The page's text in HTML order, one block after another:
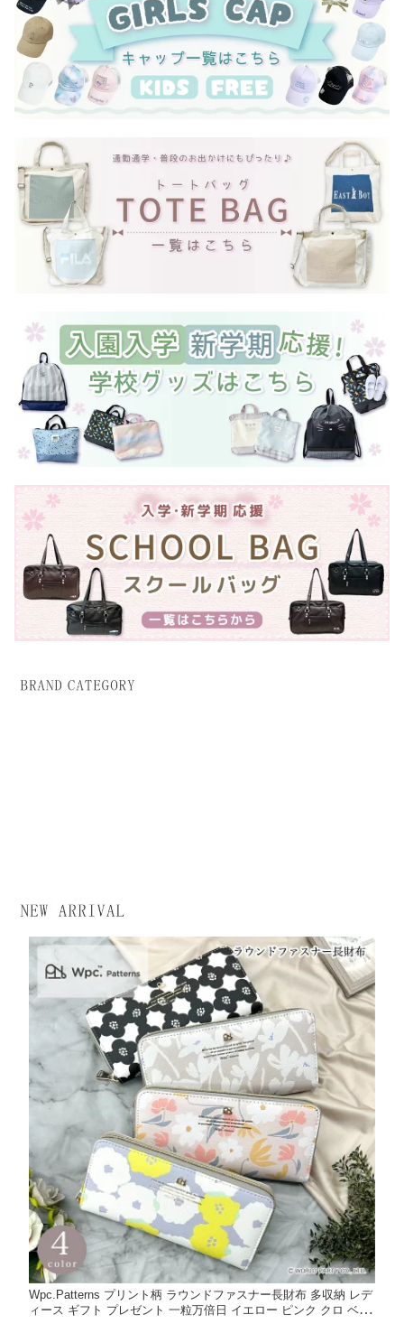
Wpc.Patterns プリント柄 ラウンドファスナー長財布 多収納 レデ
ィース ギフト プレゼント 一粒万倍日 イエロー ピンク クロ ベー